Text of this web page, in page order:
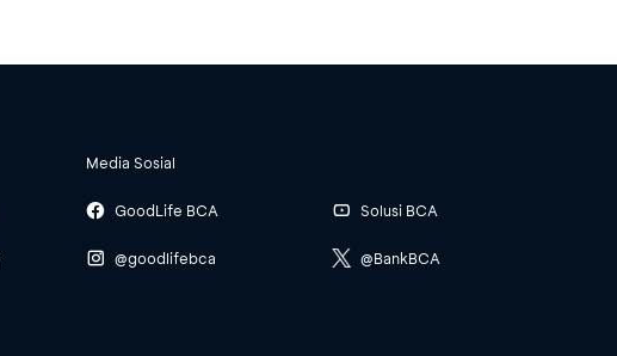
Media Sosial
GoodLife BCA
@goodlifebca
Solusi BCA
@BankBCA